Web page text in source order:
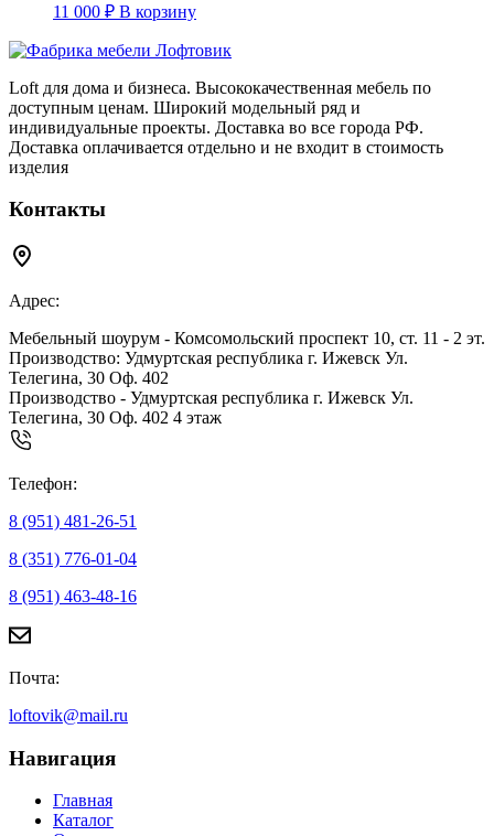
11 000 ₽ В корзину
Loft для дома и бизнеса. Высококачественная мебель по
доступным ценам. Широкий модельный ряд и
индивидуальные проекты. Доставка во все города РФ.
Доставка оплачивается отдельно и не входит в стоимость
изделия
Контакты
Адрес:
Мебельный шоурум - Комсомольский проспект 10, ст. 11 - 2 эт.
Производство: Удмуртская республика г. Ижевск Ул.
Телегина, 30 Оф. 402
Производство - Удмуртская республика г. Ижевск Ул.
Телегина, 30 Оф. 402 4 этаж
Телефон:
8 (951) 481-26-51
8 (351) 776-01-04
8 (951) 463-48-16
Почта:
loftovik@mail.ru
Навигация
Главная
Каталог